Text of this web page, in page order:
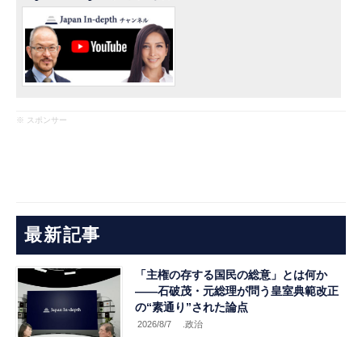
※ スポンサー
最新記事
「主権の存する国民の総意」とは何か
――石破茂・元総理が問う皇室典範改正
の“素通り”された論点
2026/8/7 .政治